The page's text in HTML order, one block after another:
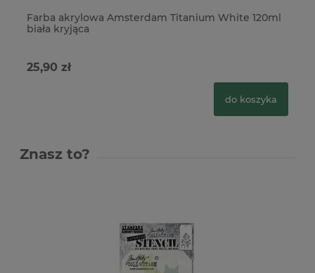
Farba akrylowa Amsterdam Titanium White 120ml
biała kryjąca
25,90 zł
do koszyka
Znasz to?